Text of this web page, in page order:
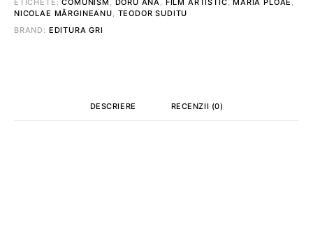
ETICHETE:COMUNISM , DORU ANA, FILM ARTISTIC,MARIA PLOAE ,
NICOLAE MĂRGINEANU, TEODOR SUDITU
BRAND: EDITURA GRI
DESCRIERE RECENZII (0)